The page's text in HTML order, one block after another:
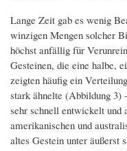
Lange Zeit gab es wenig
winzigen Mengen solcher
höchst anfällig für
Gesteinen, die eine halbe,
zeigten häufig ein
stark ähnelte (Abbildung 3)
sehr schnell entwickelt und
amerikanischen und
altes Gestein unter äußerst